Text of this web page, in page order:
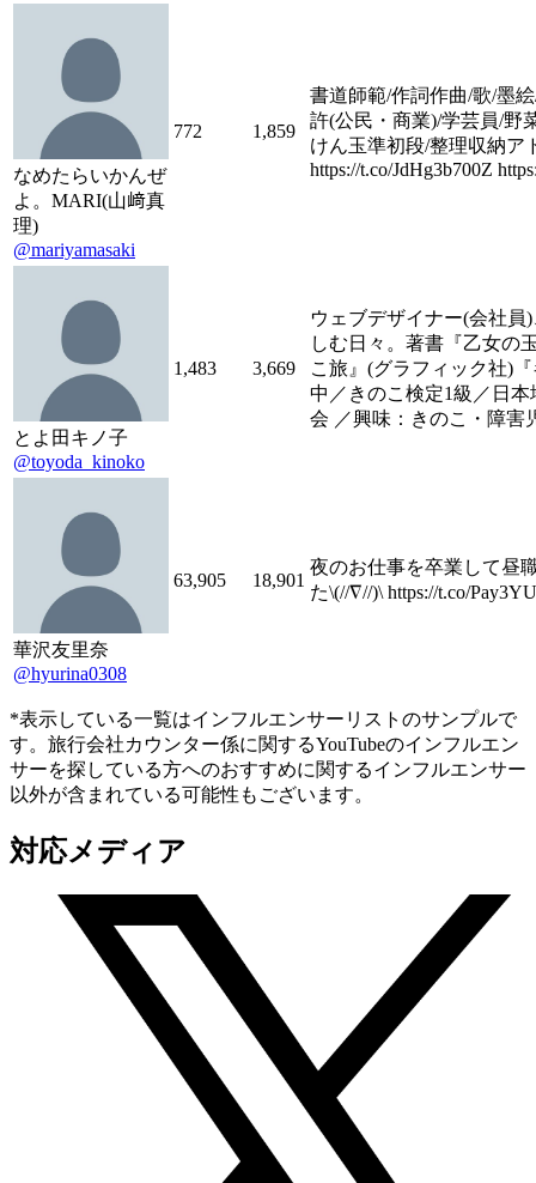
なめたらいかんぜ
よ。MARI(山﨑真
理)
@mariyamasaki
772 1,859
書道師範/作詞作曲/歌/墨
許(公民・商業)/学芸員/野
けん玉準初段/整理収納ア
https://t.co/JdHg3b700Z
とよ田キノ子
@toyoda_kinoko
1,483 3,669
ウェブデザイナー(会社
しむ日々。著書『乙女の
こ旅』(グラフィック社)
中／きのこ検定1級／日
会 ／興味：きのこ・障害
華沢友里奈
@hyurina0308
63,905 18,901
夜のお仕事を卒業して昼
た\(//∇//)\ https://t.co/
*表示している一覧はインフルエンサーリストのサンプルで
す。旅行会社カウンター係に関するYouTubeのインフルエン
サーを探している方へのおすすめに関するインフルエンサー
以外が含まれている可能性もございます。
対応メディア